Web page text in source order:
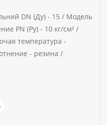
DN (Ду) - 15 / Модель
PN (Ру) - 10 кг/см² /
температура -
- резина /